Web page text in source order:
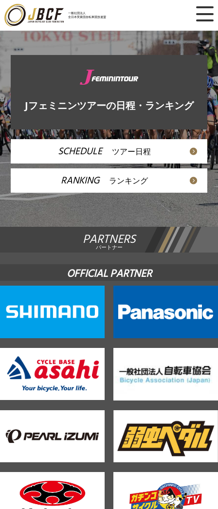
一般社団法人
全日本実業団自転車競技連盟
×
ニュース
ランキング
レース結果
チーム・選手
競技ガイド
加盟・登録
エントリー
JBCF ROAD SERIESとは
Jフェミニンツアーの日程・ランキング
SCHEDULE ツアー日程
RANKING ランキング
PARTNERS
パートナー
OFFICIAL PARTNER